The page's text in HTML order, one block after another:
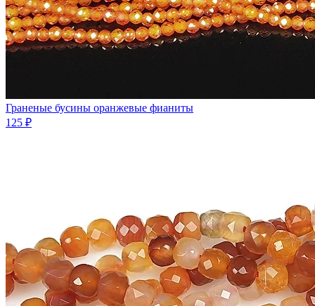
Граненые бусины оранжевые фианиты
125 ₽